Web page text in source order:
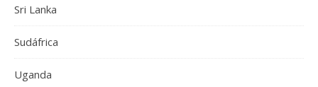
Sri Lanka
Sudáfrica
Uganda